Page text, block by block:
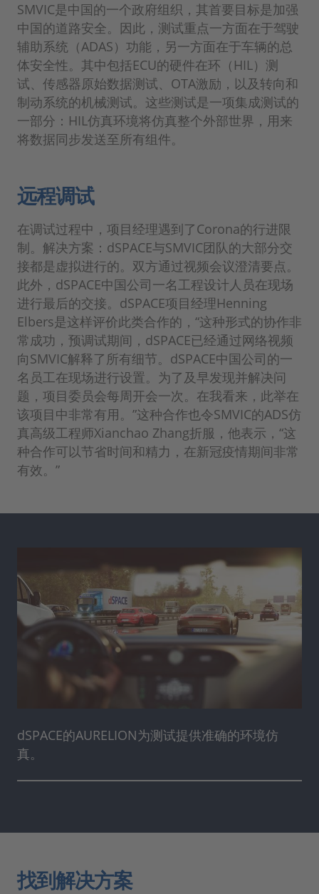
SMVIC是中国的一个政府组织，其首要目标是加强
中国的道路安全。因此，测试重点一方面在于驾驶
辅助系统（ADAS）功能，另一方面在于车辆的总
体安全性。其中包括ECU的硬件在环（HIL）测
试、传感器原始数据测试、OTA激励，以及转向和
制动系统的机械测试。这些测试是一项集成测试的
一部分：HIL仿真环境将仿真整个外部世界，用来
将数据同步发送至所有组件。
远程调试
在调试过程中，项目经理遇到了Corona的行进限
制。解决方案：dSPACE与SMVIC团队的大部分交
接都是虚拟进行的。双方通过视频会议澄清要点。
此外，dSPACE中国公司一名工程设计人员在现场
进行最后的交接。dSPACE项目经理Henning
Elbers是这样评价此类合作的，“这种形式的协作非
常成功，预调试期间，dSPACE已经通过网络视频
向SMVIC解释了所有细节。dSPACE中国公司的一
名员工在现场进行设置。为了及早发现并解决问
题，项目委员会每周开会一次。在我看来，此举在
该项目中非常有用。”这种合作也令SMVIC的ADS仿
真高级工程师Xianchao Zhang折服，他表示，“这
种合作可以节省时间和精力，在新冠疫情期间非常
有效。”
dSPACE的AURELION为测试提供准确的环境仿
真。
找到解决方案